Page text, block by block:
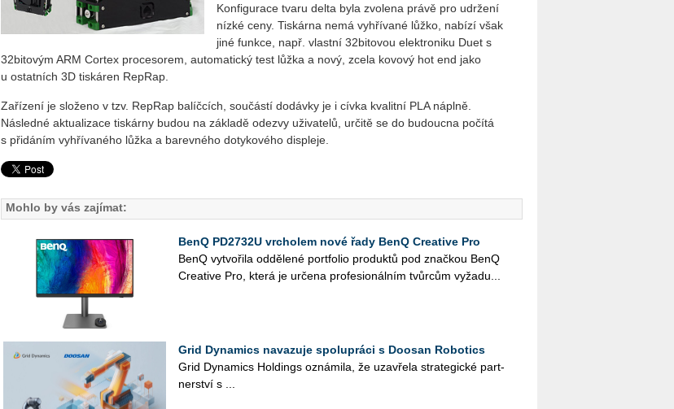
Konfigurace tvaru delta byla zvolena právě pro udržení
nízké ceny. Tiskárna nemá vyhřívané lůžko, nabízí však
jiné funkce, např. vlastní 32bitovou elektroniku Duet s
32bitovým ARM Cortex procesorem, automatický test lůžka a nový, zcela kovový hot end jako
u ostatních 3D tiskáren RepRap.
Zařízení je složeno v tzv. RepRap balíčcích, součástí dodávky je i cívka kvalitní PLA náplně.
Následné aktualizace tiskárny budou na základě odezvy uživatelů, určitě se do budoucna počítá
s přidáním vyhřívaného lůžka a barevného dotykového displeje.
Mohlo by vás zajímat:
BenQ PD2732U vrcholem nové řady BenQ Creative Pro
BenQ vy­tvo­ři­la od­dě­le­né port­fo­lio pro­duk­tů pod znač­kou BenQ
Cre­a­ti­ve Pro, která je ur­če­na pro­fe­si­o­nál­ním tvůr­cům vy­ža­du...
Grid Dynamics navazuje spolupráci s Doosan Robotics
Grid Dy­na­mics Hol­dings ozná­mi­la, že uza­vře­la stra­te­gic­ké part­
ner­ství s ...